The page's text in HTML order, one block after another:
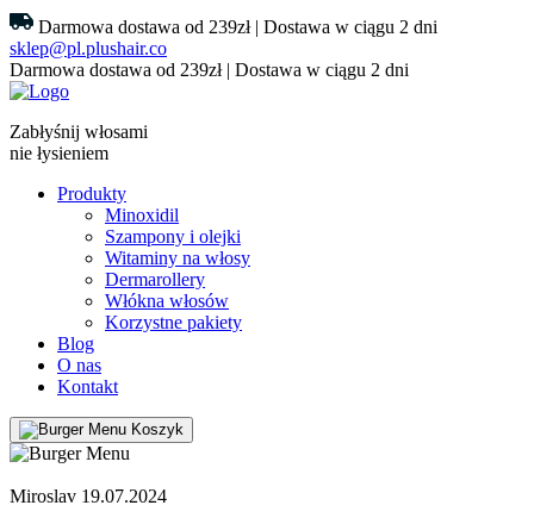
Darmowa dostawa od 239zł | Dostawa w ciągu 2 dni
sklep@pl.plushair.co
Darmowa dostawa od 239zł | Dostawa w ciągu 2 dni
Zabłyśnij włosami
nie łysieniem
Produkty
Minoxidil
Szampony i olejki
Witaminy na włosy
Dermarollery
Włókna włosów
Korzystne pakiety
Blog
O nas
Kontakt
Koszyk
Miroslav 19.07.2024